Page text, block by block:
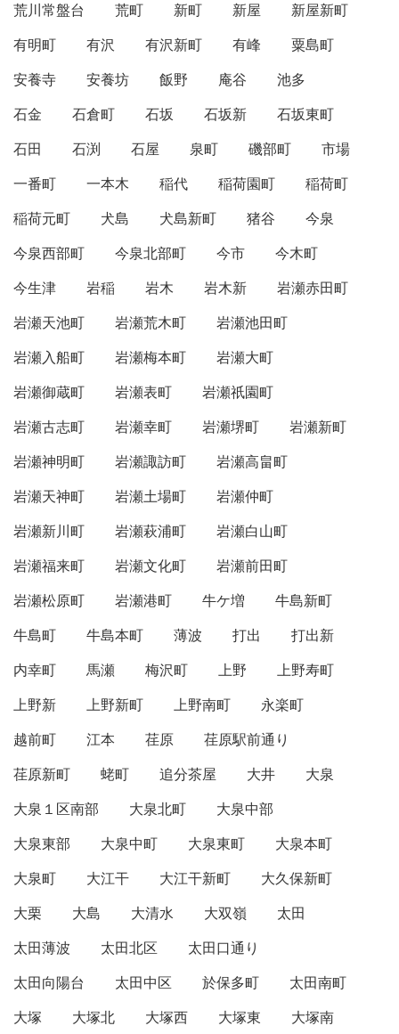
荒川常盤台
荒町 新町 新屋
新屋新町
有明町
有沢 有沢新町 有峰
粟島町
安養寺
安養坊 飯野 庵谷
池多
石金
石倉町 石坂 石坂新
石坂東町
石田
石渕 石屋 泉町 磯部町
市場
一番町
一本木 稲代 稲荷園町
稲荷町
稲荷元町
犬島 犬島新町 猪谷
今泉
今泉西部町
今泉北部町 今市
今木町
今生津
岩稲 岩木 岩木新
岩瀬赤田町
岩瀬天池町
岩瀬荒木町
岩瀬池田町
岩瀬入船町
岩瀬梅本町
岩瀬大町
岩瀬御蔵町
岩瀬表町
岩瀬祇園町
岩瀬古志町
岩瀬幸町 岩瀬堺町
岩瀬新町
岩瀬神明町
岩瀬諏訪町
岩瀬高畠町
岩瀬天神町
岩瀬土場町
岩瀬仲町
岩瀬新川町
岩瀬萩浦町
岩瀬白山町
岩瀬福来町
岩瀬文化町
岩瀬前田町
岩瀬松原町
岩瀬港町 牛ケ増
牛島新町
牛島町
牛島本町 薄波 打出
打出新
内幸町
馬瀬 梅沢町 上野
上野寿町
上野新
上野新町 上野南町
永楽町
越前町
江本 荏原
荏原駅前通り
荏原新町
蛯町 追分茶屋 大井
大泉
大泉１区南部
大泉北町
大泉中部
大泉東部
大泉中町 大泉東町
大泉本町
大泉町
大江干 大江干新町
大久保新町
大栗
大島 大清水 大双嶺
太田
太田薄波
太田北区
太田口通り
太田向陽台
太田中区 於保多町
太田南町
大塚
大塚北 大塚西 大塚東 大塚南